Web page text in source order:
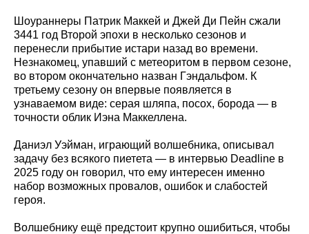
Шоураннеры Патрик Маккей и Джей Ди Пейн сжали
3441 год Второй эпохи в несколько сезонов и
перенесли прибытие истари назад во времени.
Незнакомец, упавший с метеоритом в первом сезоне,
во втором окончательно назван Гэндальфом. К
третьему сезону он впервые появляется в
узнаваемом виде: серая шляпа, посох, борода — в
точности облик Иэна Маккеллена.
Даниэл Уэйман, играющий волшебника, описывал
задачу без всякого пиетета — в интервью Deadline в
2025 году он говорил, что ему интересен именно
набор возможных провалов, ошибок и слабостей
героя.
Волшебнику ещё предстоит крупно ошибиться, чтобы